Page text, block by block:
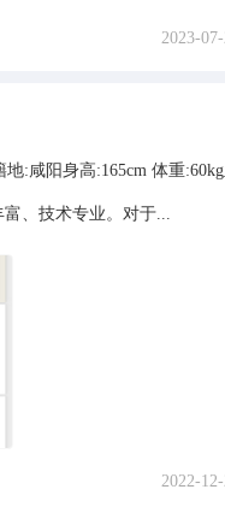
2023-
:咸阳身高:165cm 体重
、技术专业。对于...
2022-